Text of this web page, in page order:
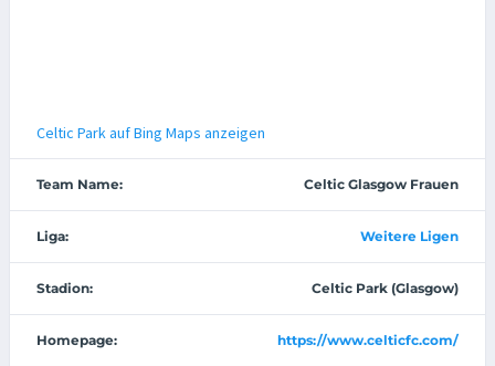
Celtic Park auf Bing Maps anzeigen
Team Name: Celtic Glasgow Frauen
Liga: Weitere Ligen
Stadion: Celtic Park (Glasgow)
Homepage: https://www.celticfc.com/